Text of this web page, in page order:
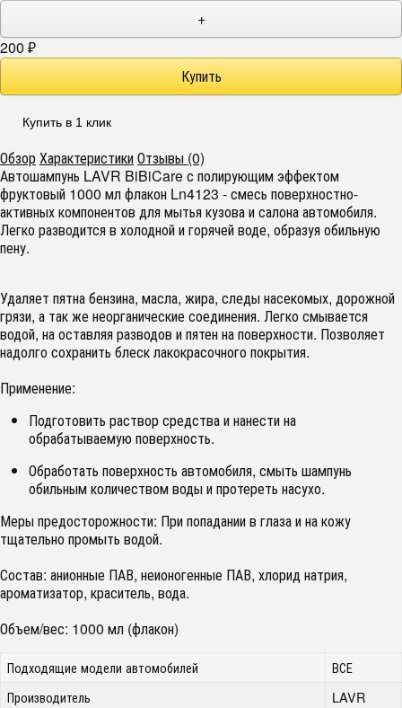
+
200 ₽
Купить в 1 клик
ОбзорХарактеристикиОтзывы (0)
Автошампунь LAVR BiBiCare с полирующим эффектом
фруктовый 1000 мл флакон Ln4123 - смесь поверхностно-
активных компонентов для мытья кузова и салона автомобиля.
Легко разводится в холодной и горячей воде, образуя обильную
пену.
Удаляет пятна бензина, масла, жира, следы насекомых, дорожной
грязи, а так же неорганические соединения. Легко смывается
водой, на оставляя разводов и пятен на поверхности. Позволяет
надолго сохранить блеск лакокрасочного покрытия.
Применение:
Подготовить раствор средства и нанести на
обрабатываемую поверхность.
Обработать поверхность автомобиля, смыть шампунь
обильным количеством воды и протереть насухо.
Меры предосторожности: При попадании в глаза и на кожу
тщательно промыть водой.
Состав: анионные ПАВ, неионогенные ПАВ, хлорид натрия,
ароматизатор, краситель, вода.
Объем/вес: 1000 мл (флакон)
Подходящие модели автомобилей
ВСЕ
Производитель
LAVR